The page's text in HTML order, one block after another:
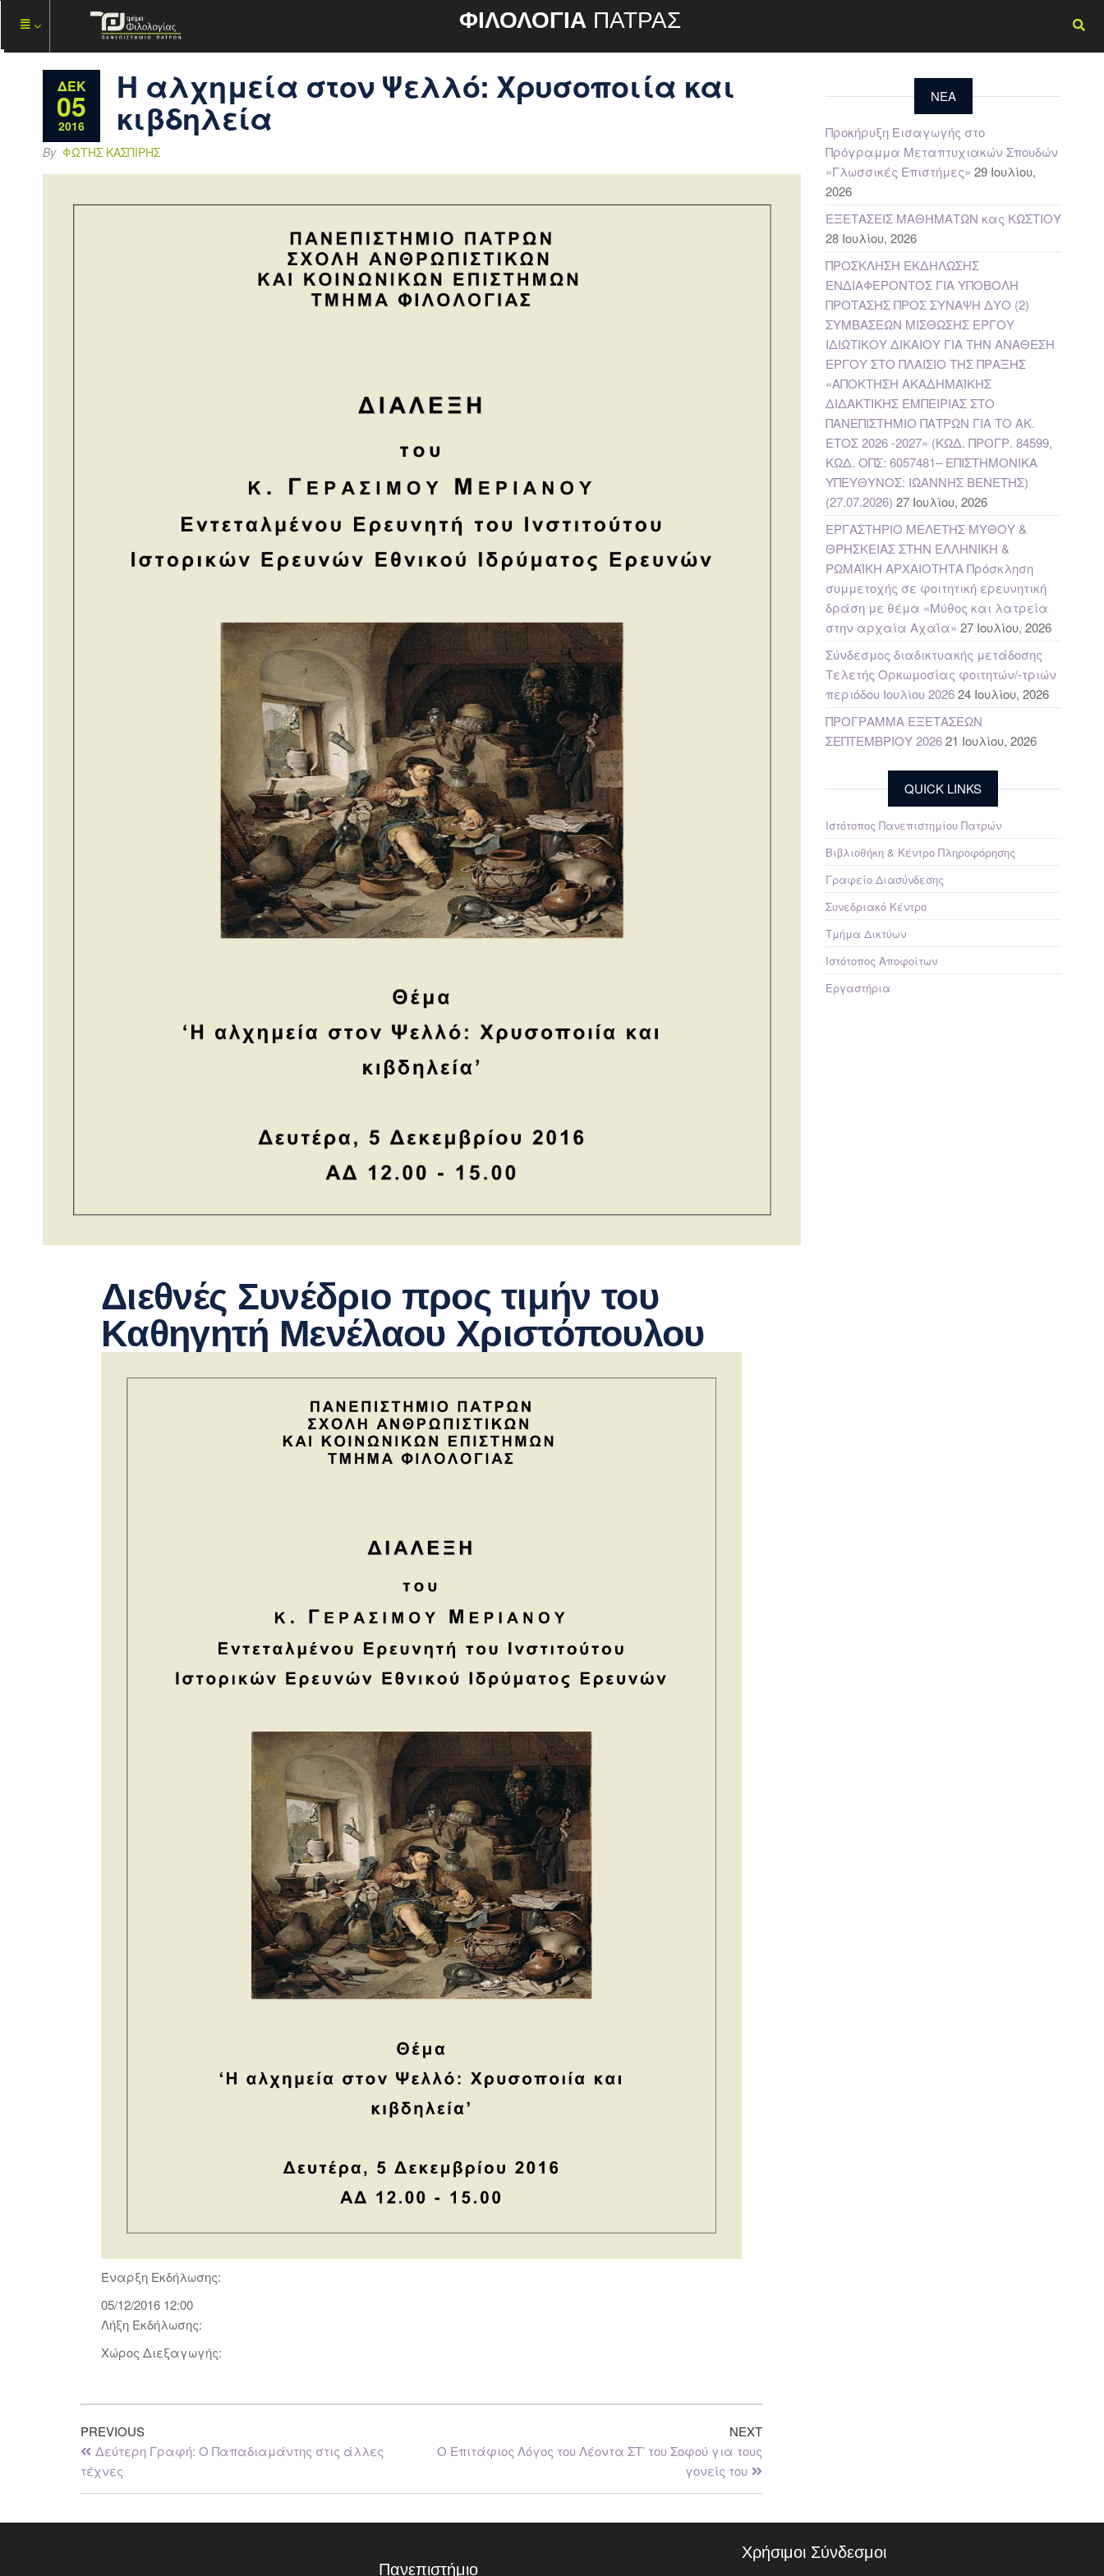
ΦΙΛΟΛΟΓΙΑ ΠΑΤΡΑΣ
ΔΕΚ
05
2016
Η αλχημεία στον Ψελλό: Χρυσοποιία και
κιβδηλεία
By ΦΏΤΗΣ ΚΑΣΠΊΡΗΣ
Διεθνές Συνέδριο προς τιμήν του
Καθηγητή Μενέλαου Χριστόπουλου
Έναρξη Εκδήλωσης:
05/12/2016 12:00
Λήξη Εκδήλωσης:
Χώρος Διεξαγωγής:
PREVIOUS
Δεύτερη Γραφή: Ο Παπαδιαμάντης στις άλλες
τέχνες
NEXT
Ο Επιτάφιος Λόγος του Λέοντα ΣΤ’ του Σοφού για τους
γονείς του
NEA
Προκήρυξη Εισαγωγής στο
Πρόγραμμα Μεταπτυχιακών Σπουδών
«Γλωσσικές Επιστήμες» 29 Ιουλίου,
2026
ΕΞΕΤΑΣΕΙΣ ΜΑΘΗΜΑΤΩΝ κας ΚΩΣΤΙΟΥ
28 Ιουλίου, 2026
ΠΡΟΣΚΛΗΣΗ ΕΚΔΗΛΩΣΗΣ
ΕΝΔΙΑΦΕΡΟΝΤΟΣ ΓΙΑ ΥΠΟΒΟΛΗ
ΠΡΟΤΑΣΗΣ ΠΡΟΣ ΣΥΝΑΨΗ ΔΥΟ (2)
ΣΥΜΒΑΣΕΩΝ ΜΙΣΘΩΣΗΣ ΕΡΓΟΥ
ΙΔΙΩΤΙΚΟΥ ΔΙΚΑΙΟΥ ΓΙΑ ΤΗΝ ΑΝΑΘΕΣΗ
ΕΡΓΟΥ ΣΤΟ ΠΛΑΙΣΙΟ ΤΗΣ ΠΡΑΞΗΣ
«ΑΠΟΚΤΗΣΗ ΑΚΑΔΗΜΑΪΚΗΣ
ΔΙΔΑΚΤΙΚΗΣ ΕΜΠΕΙΡΙΑΣ ΣΤΟ
ΠΑΝΕΠΙΣΤΗΜΙΟ ΠΑΤΡΩΝ ΓΙΑ ΤΟ ΑΚ.
ΕΤΟΣ 2026 -2027» (ΚΩΔ. ΠΡΟΓΡ. 84599,
ΚΩΔ. ΟΠΣ: 6057481– ΕΠΙΣΤΗΜΟΝΙΚΑ
ΥΠΕΥΘΥΝΟΣ: ΙΩΑΝΝΗΣ ΒΕΝΕΤΗΣ)
(27.07.2026) 27 Ιουλίου, 2026
ΕΡΓΑΣΤΗΡΙΟ ΜΕΛΕΤΗΣ ΜΥΘΟΥ &
ΘΡΗΣΚΕΙΑΣ ΣΤΗΝ ΕΛΛΗΝΙΚΗ &
ΡΩΜΑΪΚΗ ΑΡΧΑΙΟΤΗΤΑ Πρόσκληση
συμμετοχής σε φοιτητική ερευνητική
δράση με θέμα «Μύθος και λατρεία
στην αρχαία Αχαΐα» 27 Ιουλίου, 2026
Σύνδεσμος διαδικτυακής μετάδοσης
Τελετής Ορκωμοσίας φοιτητών/-τριών
περιόδου Ιουλίου 2026 24 Ιουλίου, 2026
ΠΡΟΓΡΑΜΜΑ ΕΞΕΤΑΣΕΩΝ
ΣΕΠΤΕΜΒΡΙΟΥ 2026 21 Ιουλίου, 2026
QUICK LINKS
Ιστότοπος Πανεπιστημίου Πατρών
Βιβλιοθήκη & Κέντρο Πληροφόρησης
Γραφείο Διασύνδεσης
Συνεδριακό Κέντρο
Τμήμα Δικτύων
Ιστότοπος Αποφοίτων
Εργαστήρια
Πανεπιστήμιο
Χρήσιμοι Σύνδεσμοι